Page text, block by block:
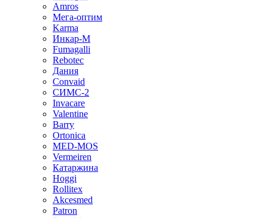
Amros
Мега-оптим
Karma
Инкар-М
Fumagalli
Rebotec
Дания
Convaid
СИМС-2
Invacare
Valentine
Barry
Ortonica
MED-MOS
Vermeiren
Катаржина
Hoggi
Rollitex
Akcesmed
Patron